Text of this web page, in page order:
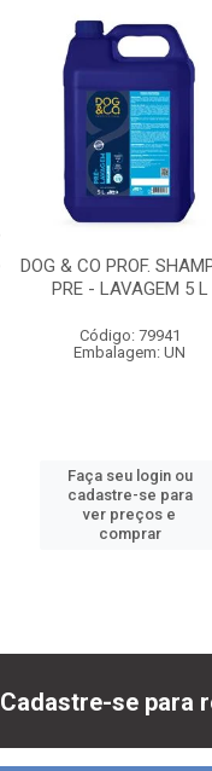
DOG & CO PROF.
PRE - LAVAGEM 5 L
Código: 79941
Embalagem: UN
Faça seu login ou
cadastre-se para
ver preços e
comprar
Cadastre-se para